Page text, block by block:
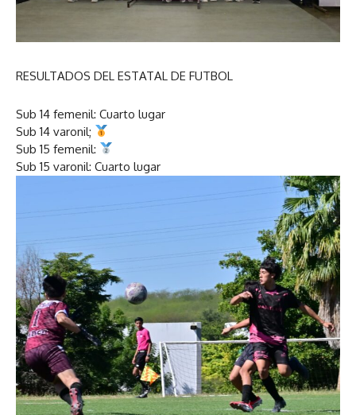
RESULTADOS DEL ESTATAL DE FUTBOL
Sub 14 femenil: Cuarto lugar
Sub 14 varonil;
Sub 15 femenil:
Sub 15 varonil: Cuarto lugar